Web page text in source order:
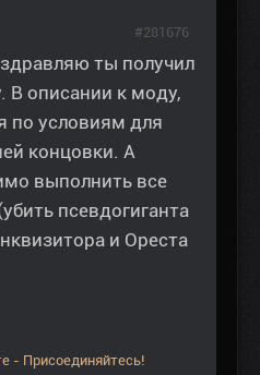
ты получил
В описании к моду,
по условиям для
концовки. А
выполнить все
псевдогиганта
и Ореста
- Присоединяйтесь!
#281676